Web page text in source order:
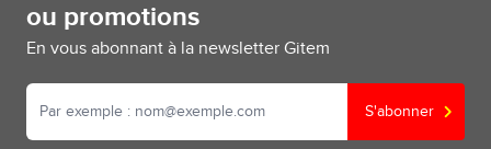
ou promotions
En vous abonnant à la newsletter Gitem
S'abonner